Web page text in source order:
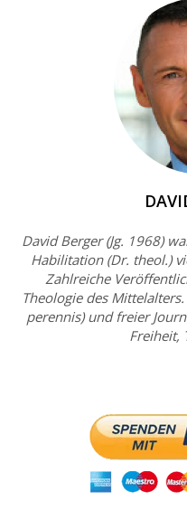
David Berger (Jg. 1968)
Habilitation (Dr. theol.)
Zahlreiche
Theologie des
perennis) und freier
Freiheit,